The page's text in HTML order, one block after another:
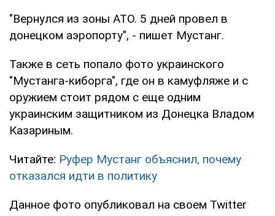
"Вернулся из зоны АТО. 5 дней провел в
донецком аэропорту", - пишет Мустанг.
Также в сеть попало фото украинского
"Мустанга-киборга", где он в камуфляже и с
оружием стоит рядом с еще одним
украинским защитником из Донецка Владом
Казариным.
Читайте: Руфер Мустанг объяснил, почему
отказался идти в политику
Данное фото опубликовал на своем Twitter